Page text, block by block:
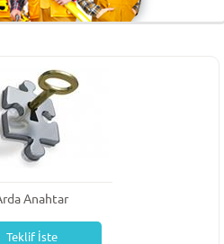
Anahtar
Teklif İste